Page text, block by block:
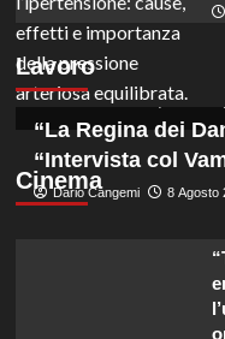
Lavoro
Marche:
amministrativi
subito!
Germana Bevilacqua
Cinema
“La Regina dei
“Intervista col
Dario Cangemi 8 Agosto